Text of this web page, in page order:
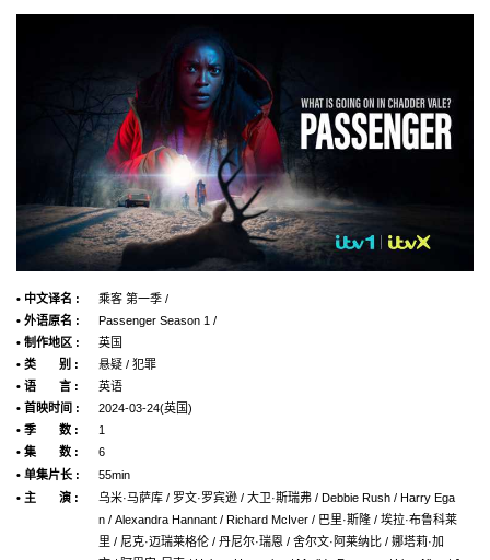
• 中文译名 :
乘客 第一季 /
• 外语原名 :
Passenger Season 1 /
• 制作地区 :
英国
• 类 别 :
悬疑 / 犯罪
• 语 言 :
英语
• 首映时间 :
2024-03-24(英国)
• 季 数 :
1
• 集 数 :
6
• 单集片长 :
55min
• 主 演 :
乌米·马萨库 / 罗文·罗宾逊 / 大卫·斯瑞弗 / Debbie Rush / Harry Ega
n / Alexandra Hannant / Richard McIver / 巴里·斯隆 / 埃拉·布鲁科莱
里 / 尼克·迈瑞莱格伦 / 丹尼尔·瑞恩 / 舍尔文·阿莱纳比 / 娜塔莉·加